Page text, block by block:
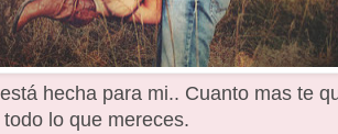
hecha para mi.. Cuanto mas te
lo que mereces.